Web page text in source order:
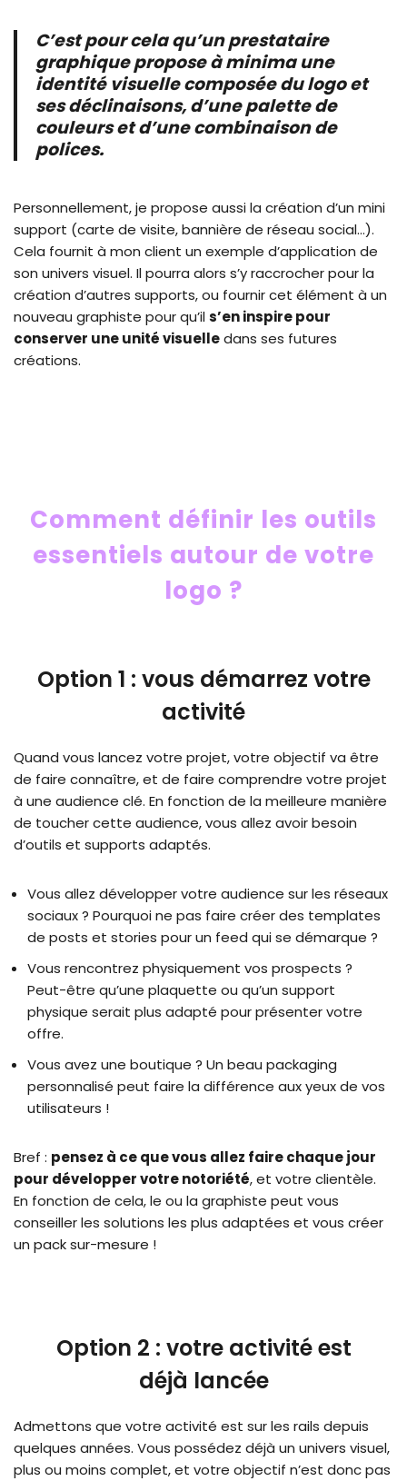
C’est pour cela qu’un prestataire
graphique propose à minima une
identité visuelle composée du logo et
ses déclinaisons, d’une palette de
couleurs et d’une combinaison de
polices.
Personnellement, je propose aussi la création d’un mini
support (carte de visite, bannière de réseau social…).
Cela fournit à mon client un exemple d’application de
son univers visuel. Il pourra alors s’y raccrocher pour la
création d’autres supports, ou fournir cet élément à un
nouveau graphiste pour qu’ils’en inspire pour
conserver une unité visuelledans ses futures
créations.
Comment définir les outils
essentiels autour de votre
logo ?
Option 1 : vous démarrez votre
activité
Quand vous lancez votre projet, votre objectif va être
de faire connaître, et de faire comprendre votre projet
à une audience clé. En fonction de la meilleure manière
de toucher cette audience, vous allez avoir besoin
d’outils et supports adaptés.
Vous allez développer votre audience sur les réseaux
sociaux ? Pourquoi ne pas faire créer des templates
de posts et stories pour un feed qui se démarque ?
Vous rencontrez physiquement vos prospects ?
Peut-être qu’une plaquette ou qu’un support
physique serait plus adapté pour présenter votre
offre.
Vous avez une boutique ? Un beau packaging
personnalisé peut faire la différence aux yeux de vos
utilisateurs !
Bref : pensez à ce que vous allez faire chaque jour
pour développer votre notoriété, et votre clientèle.
En fonction de cela, le ou la graphiste peut vous
conseiller les solutions les plus adaptées et vous créer
un pack sur-mesure !
Option 2 : votre activité est
déjà lancée
Admettons que votre activité est sur les rails depuis
quelques années. Vous possédez déjà un univers visuel,
plus ou moins complet, et votre objectif n’est donc pas